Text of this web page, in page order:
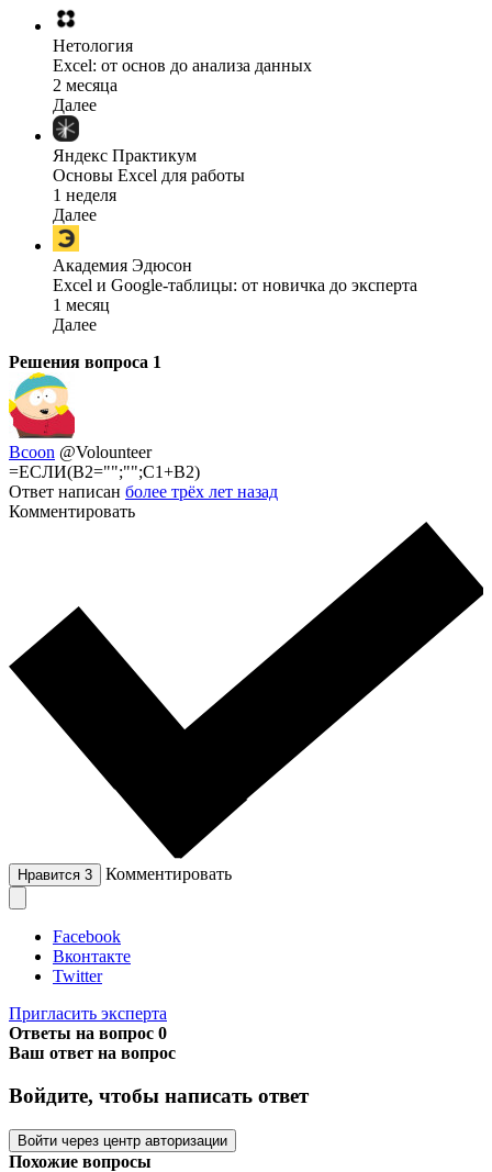
Нетология
Excel: от основ до анализа данных
2 месяца
Далее
Яндекс Практикум
Основы Excel для работы
1 неделя
Далее
Академия Эдюсон
Excel и Google-таблицы: от новичка до эксперта
1 месяц
Далее
Решения вопроса 1
Bcoon @Volounteer
=ЕСЛИ(B2="";"";C1+B2)
Ответ написан более трёх лет назад
Комментировать
Нравится 3 Комментировать
Facebook
Вконтакте
Twitter
Пригласить эксперта
Ответы на вопрос 0
Ваш ответ на вопрос
Войдите, чтобы написать ответ
Войти через центр авторизации
Похожие вопросы